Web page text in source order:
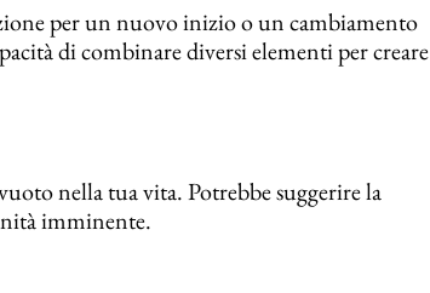
per un nuovo inizio o un cambiamento
di combinare diversi elementi per creare
nella tua vita. Potrebbe suggerire la
imminente.